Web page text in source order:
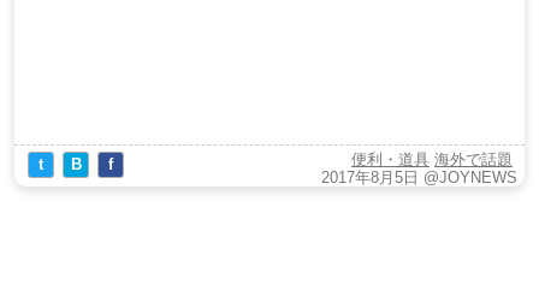
t B f 便利・道具 海外で話題
2017年8月5日 @JOYNEWS